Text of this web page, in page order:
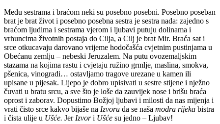
Među sestrama i braćom neki su posebno posebni. Posebno poseban
brat je brat život i posebno posebna sestra je sestra nada: zajedno s
braćom ljudima i sestrama vjerom i ljubavi putuju dolinama i
vrhuncima životnih postaja do Cilja, a Cilj je brat Mir. Braća sat i
srce otkucavaju darovano vrijeme hodočašća cvjetnim pustinjama u
Obećanu zemlju – nebeski Jeruzalem. Na putu ovozemaljskim
stazama na kojima rastu i cvjetaju ružino grmlje, maslina, smokva,
pšenica, vinogradi… ostavljamo tragove urezane u kamen ili
upisane u pijesak. Lijepo je dobro upisivati u sestre stijene i nježno
čuvati u bratu srcu, a sve što je loše da zauvijek nose i brišu braća
oprost i zaborav. Dopustimo Božjoj ljubavi i milosti da nas mijenja i
vrati čisto srce kakvo bijaše na Izvoru da se naša modra rijeka bistra
i čista ulije u Ušće. Jer Izvori Ušće su jedno – Ljubav!